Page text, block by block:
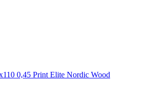
0,45 Print Elite Nordic Wood